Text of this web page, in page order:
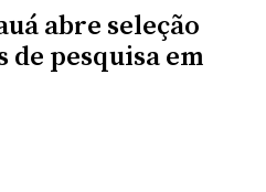
abre seleção
de pesquisa em